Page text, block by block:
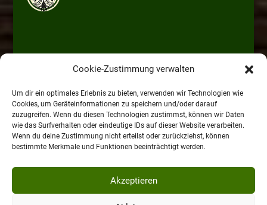
Cookie-Zustimmung verwalten
Um dir ein optimales Erlebnis zu bieten, verwenden wir Technologien wie
Cookies, um Geräteinformationen zu speichern und/oder darauf
zuzugreifen. Wenn du diesen Technologien zustimmst, können wir Daten
wie das Surfverhalten oder eindeutige IDs auf dieser Website verarbeiten.
Wenn du deine Zustimmung nicht erteilst oder zurückziehst, können
bestimmte Merkmale und Funktionen beeinträchtigt werden.
Akzeptieren
Widerrufsbelehrung
Download